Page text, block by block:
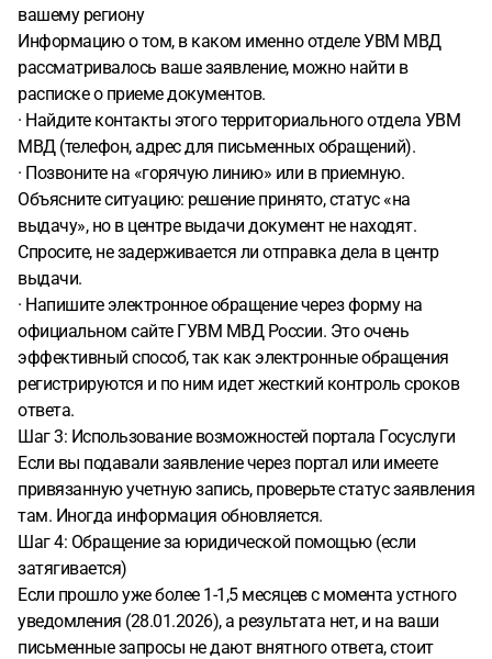
вашему региону
Информацию о том, в каком именно отделе УВМ МВД
рассматривалось ваше заявление, можно найти в
расписке о приеме документов.
· Найдите контакты этого территориального отдела УВМ
МВД (телефон, адрес для письменных обращений).
· Позвоните на «горячую линию» или в приемную.
Объясните ситуацию: решение принято, статус «на
выдачу», но в центре выдачи документ не находят.
Спросите, не задерживается ли отправка дела в центр
выдачи.
· Напишите электронное обращение через форму на
официальном сайте ГУВМ МВД России. Это очень
эффективный способ, так как электронные обращения
регистрируются и по ним идет жесткий контроль сроков
ответа.
Шаг 3: Использование возможностей портала Госуслуги
Если вы подавали заявление через портал или имеете
привязанную учетную запись, проверьте статус заявления
там. Иногда информация обновляется.
Шаг 4: Обращение за юридической помощью (если
затягивается)
Если прошло уже более 1-1,5 месяцев с момента устного
уведомления (28.01.2026), а результата нет, и на ваши
письменные запросы не дают внятного ответа, стоит